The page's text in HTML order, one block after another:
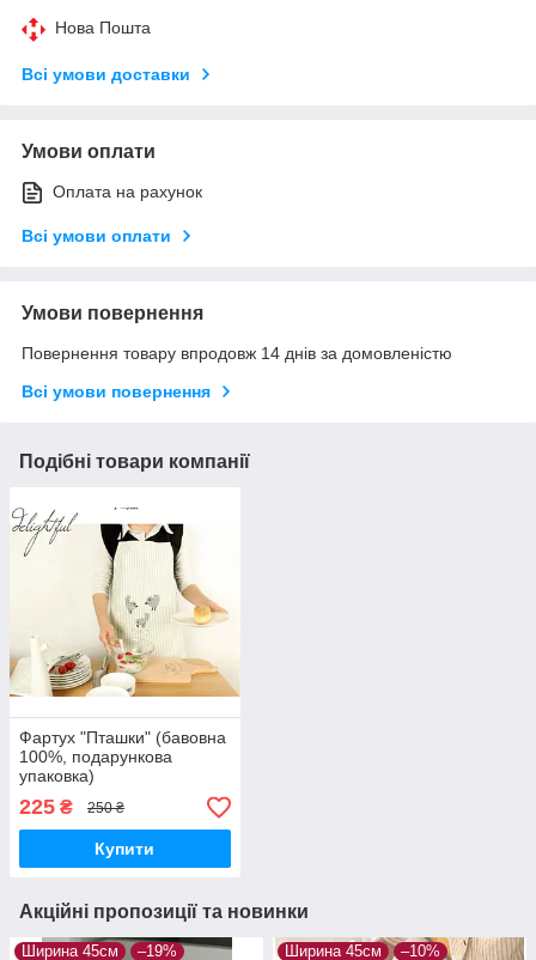
Нова Пошта
Всі умови доставки
Умови оплати
Оплата на рахунок
Всі умови оплати
Умови повернення
Повернення товару впродовж 14 днів за домовленістю
Всі умови повернення
Подібні товари компанії
Фартух "Пташки" (бавовна
100%, подарункова
упаковка)
225 ₴ 250 ₴
Купити
Акційні пропозиції та новинки
Ширина 45см –19% Ширина 45см –10%